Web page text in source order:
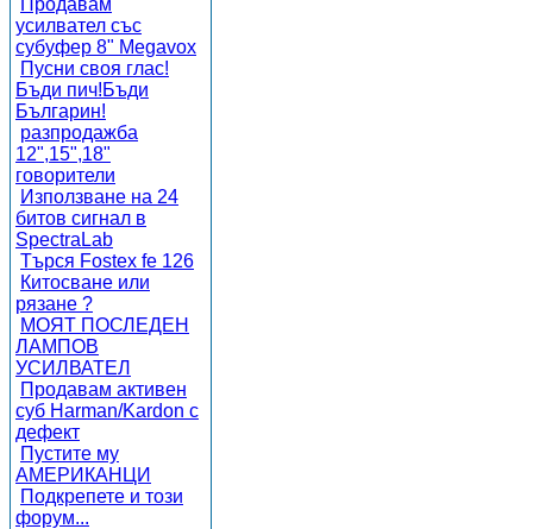
Продавам
усилвател със
субуфер 8" Megavox
Пусни своя глас!
Бъди пич!Бъди
Българин!
разпродажба
12",15",18"
говорители
Използване на 24
битов сигнал в
SpectraLab
Търся Fostex fe 126
Китосване или
рязане ?
МОЯТ ПОСЛЕДЕН
ЛАМПОВ
УСИЛВАТЕЛ
Продавам активен
суб Harman/Kardon с
дефект
Пустите му
АМЕРИКАНЦИ
Подкрепете и този
форум...